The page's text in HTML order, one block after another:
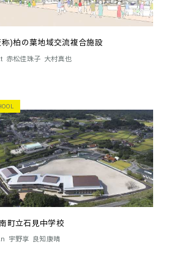
)柏の葉地域交流複合施設
赤松佳珠子 大村真也
町立石見中学校
宇野享 良知康晴